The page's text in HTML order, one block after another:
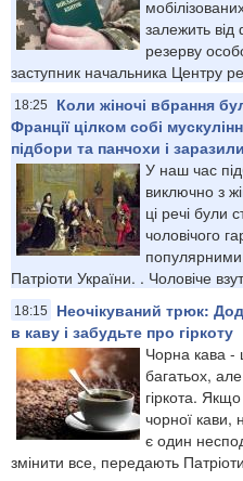
залежить
резерву
заступник начальника Центру
18:25
Коли жіночі вбрання
Франції цілком собі
підбори та панчохи і
У наш час
виключно з
ці речі були
чоловічого
Патріоти України. . Чоловіче
18:15
Неочікуваний трюк:
в каву і забудьте про гіркоту
Чорна кава -
багатьох,
гіркота.
чорної кави,
є один
змінити все, передають